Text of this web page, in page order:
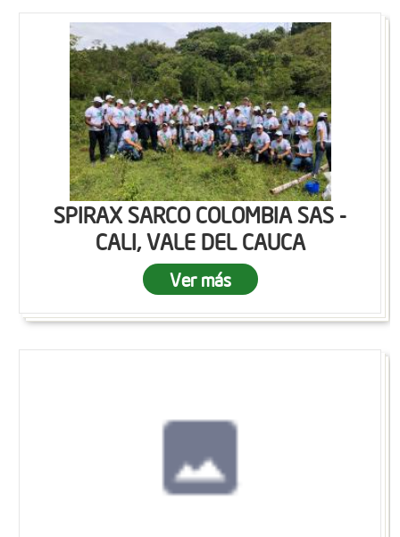
SPIRAX SARCO COLOMBIA SAS -
CALI, VALE DEL CAUCA
Ver más